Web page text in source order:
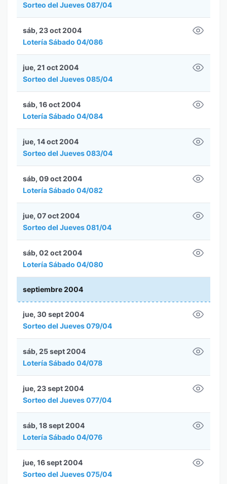
Sorteo del Jueves 087/04
Lotería Sábado 04/086
sáb, 23 oct 2004
Sorteo del Jueves 085/04
jue, 21 oct 2004
Lotería Sábado 04/084
sáb, 16 oct 2004
Sorteo del Jueves 083/04
jue, 14 oct 2004
Lotería Sábado 04/082
sáb, 09 oct 2004
Sorteo del Jueves 081/04
jue, 07 oct 2004
Lotería Sábado 04/080
sáb, 02 oct 2004
septiembre 2004
Sorteo del Jueves 079/04
jue, 30 sept 2004
Lotería Sábado 04/078
sáb, 25 sept 2004
Sorteo del Jueves 077/04
jue, 23 sept 2004
Lotería Sábado 04/076
sáb, 18 sept 2004
Sorteo del Jueves 075/04
jue, 16 sept 2004